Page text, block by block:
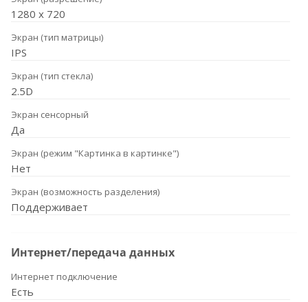
1280 х 720
Экран (тип матрицы)
IPS
Экран (тип стекла)
2.5D
Экран сенсорный
Да
Экран (режим "Картинка в картинке")
Нет
Экран (возможность разделения)
Поддерживает
Интернет/передача данных
Интернет подключение
Есть